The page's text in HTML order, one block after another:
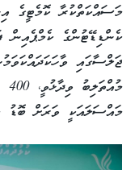
މަސައްކަތްކުރާ ކޮމެޓީގެ
ކެންޑިޑޭޓުންގެ ކެމްޕެއިން
ޖަލްސާގައި
މައްސަލައަކީ ވަރަށް ބޮޑު